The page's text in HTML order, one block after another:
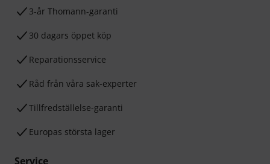
3-år Thomann-garanti
30 dagars öppet köp
Reparationsservice
Råd från våra sak-experter
Tillfredställelse-garanti
Europas största lager
Service